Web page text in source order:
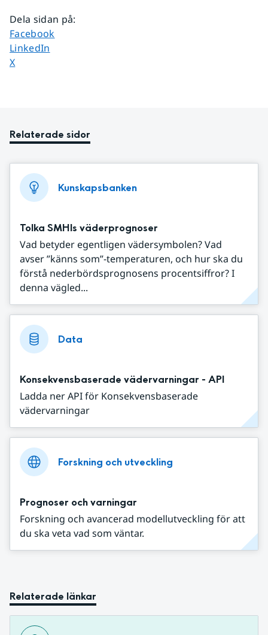
Dela sidan på:
Dela sidan på
Facebook
Dela sidan på
LinkedIn
Dela sidan på
X
Relaterade sidor
Kunskapsbanken
Tolka SMHIs väderprognoser
Vad betyder egentligen vädersymbolen? Vad
avser ”känns som”-temperaturen, och hur ska du
förstå nederbördsprognosens procentsiffror? I
denna vägled...
Data
Konsekvensbaserade vädervarningar - API
Ladda ner API för Konsekvensbaserade
vädervarningar
Forskning och utveckling
Prognoser och varningar
Forskning och avancerad modellutveckling för att
du ska veta vad som väntar.
Relaterade länkar